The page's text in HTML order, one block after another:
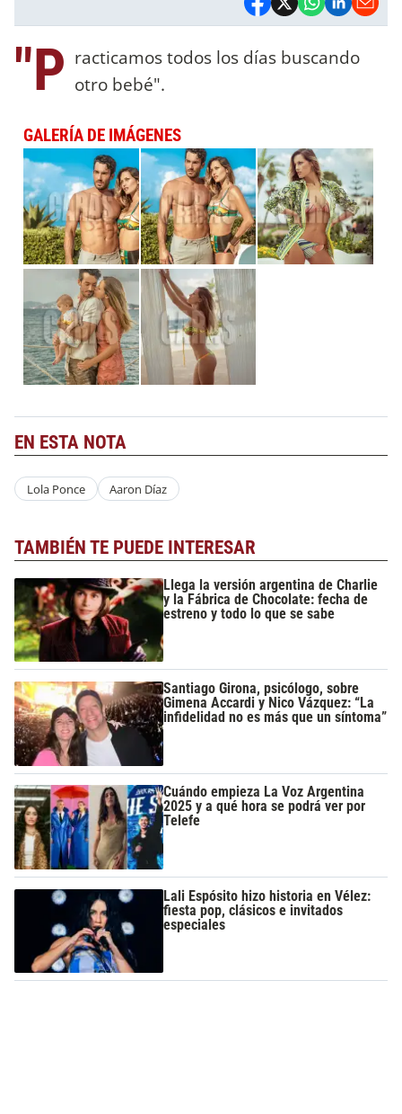
"P racticamos todos los días buscando
otro bebé".
GALERÍA DE IMÁGENES
EN ESTA NOTA
Lola Ponce Aaron Díaz
TAMBIÉN TE PUEDE INTERESAR
Llega la versión argentina de Charlie
y la Fábrica de Chocolate: fecha de
estreno y todo lo que se sabe
Santiago Girona, psicólogo, sobre
Gimena Accardi y Nico Vázquez: “La
infidelidad no es más que un síntoma”
Cuándo empieza La Voz Argentina
2025 y a qué hora se podrá ver por
Telefe
Lali Espósito hizo historia en Vélez:
fiesta pop, clásicos e invitados
especiales